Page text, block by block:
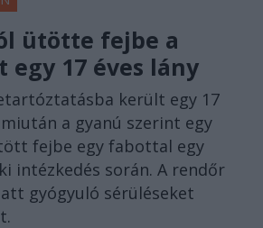
ütötte fejbe a
egy 17 éves lány
került egy 17
a gyanú szerint egy
fejbe egy fabottal egy
intézkedés során. A rendőr
gyógyuló sérüléseket